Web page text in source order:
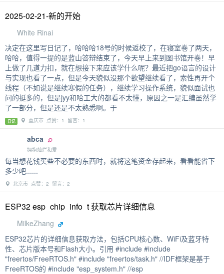
2025-02-21-新的开始
White Rinai
决定在这里写日记了，哈哈哈18号的时候返校了，在寝室卷了两天，
哈哈，值得一提的是蓝山答辩结束了，今天早上来到图书馆开卷！早
上做了几道力扣，就在想接下来应该学什么呢？最近把go语言的设计
与实现也看了一点，但是今天貌似没那个欲望继续看了，索性再开个
线程（不如说是继续寒假的任务），继续学习操作系统，貌似面试也
问的挺多的，但是jyy和哈工大的都看不太懂，原因之一是汇编虽然学
了一部分，但是还是不太熟悉啊。于
日记 重庆市 点赞：1 留言：1
abca
拥抱灿烂和爱
每当想花钱买些不必要的东西时，就将这笔资金存起来，看看能省下
多少吧......
北京市 点赞：2 留言：2
ESP32 esp_chip_info_t 获取芯片详细信息
MilkeZhang
ESP32芯片的详细信息获取方法，包括CPU核心数、WiFi及蓝牙特
性、芯片版本号和Flash大小。引用 #include #include
"freertos/FreeRTOS.h" #include "freertos/task.h" //IDF框架是基于
FreeRTOS的 #include "esp_system.h" //esp